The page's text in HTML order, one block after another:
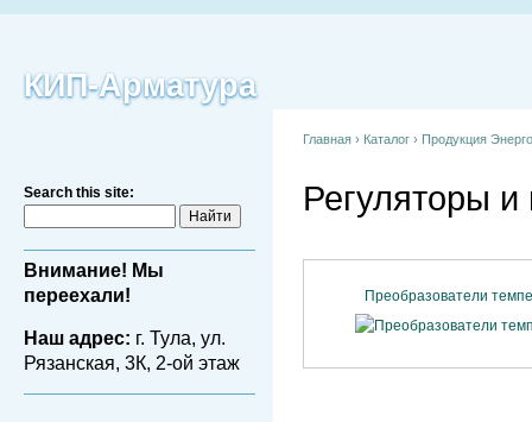
КИП-Арматура
Search this site:
Внимание! Мы
переехали!
Наш адрес: г. Тула, ул.
Рязанская, 3К, 2-ой этаж
Главная › Каталог › Продукция
Регуляторы и
Преобразователи